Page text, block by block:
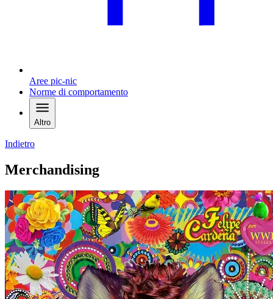
Aree pic-nic
Norme di comportamento
Altro
Indietro
Merchandising